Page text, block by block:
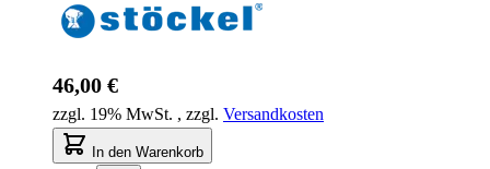
46,00 €
zzgl. 19% MwSt. , zzgl. Versandkosten
In den Warenkorb